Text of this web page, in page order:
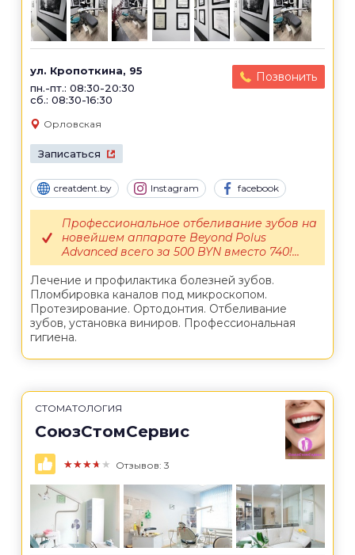
ул. Кропоткина, 95
пн.-пт.: 08:30-20:30
сб.: 08:30-16:30
Позвонить
Орловская
Записаться
creatdent.by Instagram facebook
Лечение и профилактика болезней зубов.
Пломбировка каналов под микроскопом.
Протезирование. Ортодонтия. Отбеливание
зубов, установка виниров. Профессиональная
гигиена.
Профессиональное отбеливание зубов на
новейшем аппарате Beyond Polus
Advanced всего за 500 BYN вместо 740!...
СТОМАТОЛОГИЯ
СоюзСтомСервис
★★★★★ Отзывов: 3